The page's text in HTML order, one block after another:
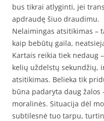
bus tikrai atlyginti, jei
apdraudę šiuo draudimu.
Nelaimingas atsitikimas –
kaip bebūtų gaila,
Kartais reikia tiek nedaug
kelių uždelstų sekundžių,
atsitikimas. Belieka tik
būna padaryta daug
moralinės. Situacija dėl
subtilesnė tuo tarpu,